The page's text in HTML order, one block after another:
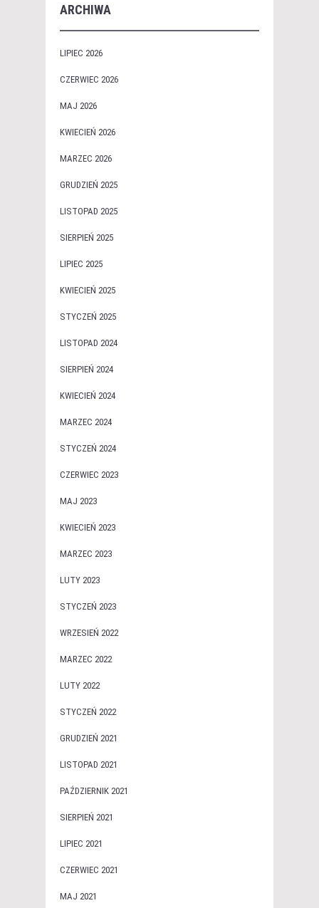
ARCHIWA
LIPIEC 2026
CZERWIEC 2026
MAJ 2026
KWIECIEŃ 2026
MARZEC 2026
GRUDZIEŃ 2025
LISTOPAD 2025
SIERPIEŃ 2025
LIPIEC 2025
KWIECIEŃ 2025
STYCZEŃ 2025
LISTOPAD 2024
SIERPIEŃ 2024
KWIECIEŃ 2024
MARZEC 2024
STYCZEŃ 2024
CZERWIEC 2023
MAJ 2023
KWIECIEŃ 2023
MARZEC 2023
LUTY 2023
STYCZEŃ 2023
WRZESIEŃ 2022
MARZEC 2022
LUTY 2022
STYCZEŃ 2022
GRUDZIEŃ 2021
LISTOPAD 2021
PAŹDZIERNIK 2021
SIERPIEŃ 2021
LIPIEC 2021
CZERWIEC 2021
MAJ 2021